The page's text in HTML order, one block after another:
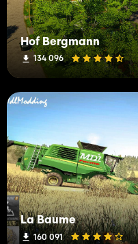
Hof Bergmann
134 096
La Baume
160 091